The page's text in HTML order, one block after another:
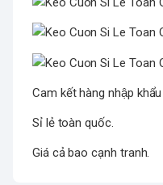
Cam kết hàng nhập khẩu
Sỉ lẻ toàn quốc.
Giá cả bao cạnh tranh.